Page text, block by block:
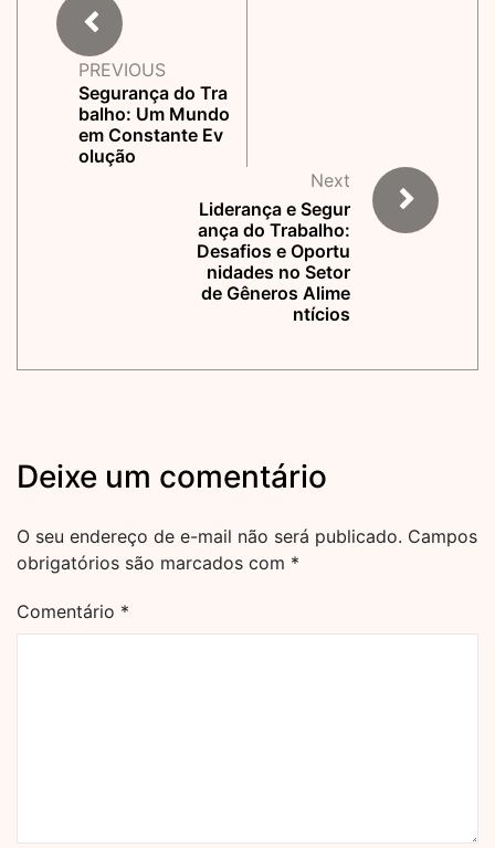
PREVIOUS
Segurança do Tra
balho: Um Mundo
em Constante Ev
olução
Next
Liderança e Segur
ança do Trabalho:
Desafios e Oportu
nidades no Setor
de Gêneros Alime
ntícios
Deixe um comentário
O seu endereço de e-mail não será publicado. Campos
obrigatórios são marcados com *
Comentário *